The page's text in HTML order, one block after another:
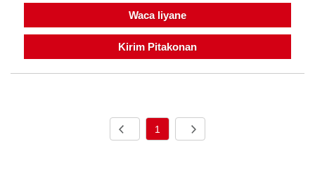
Waca liyane
Kirim Pitakonan
1